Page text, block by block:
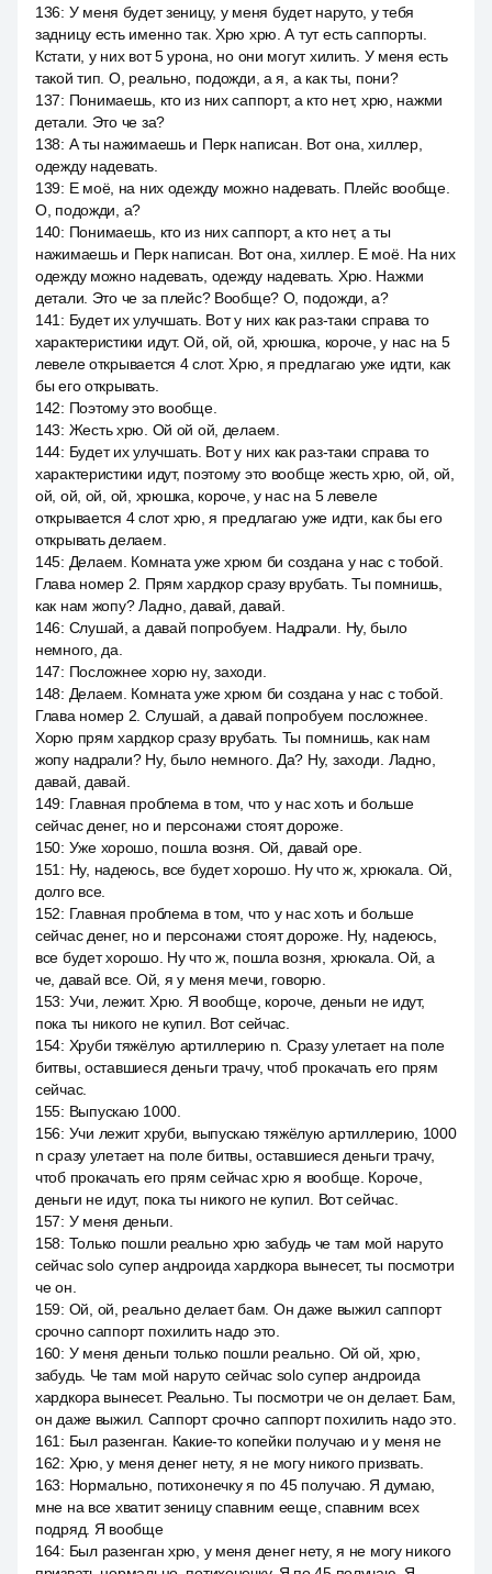
136: У меня будет зеницу, у меня будет наруто, у тебя
задницу есть именно так. Хрю хрю. А тут есть саппорты.
Кстати, у них вот 5 урона, но они могут хилить. У меня есть
такой тип. О, реально, подожди, а я, а как ты, пони?
137: Понимаешь, кто из них саппорт, а кто нет, хрю, нажми
детали. Это че за?
138: А ты нажимаешь и Перк написан. Вот она, хиллер,
одежду надевать.
139: Е моё, на них одежду можно надевать. Плейс вообще.
О, подожди, а?
140: Понимаешь, кто из них саппорт, а кто нет, а ты
нажимаешь и Перк написан. Вот она, хиллер. Е моё. На них
одежду можно надевать, одежду надевать. Хрю. Нажми
детали. Это че за плейс? Вообще? О, подожди, а?
141 : Будет их улучшать. Вот у них как раз-таки справа то
характеристики идут. Ой, ой, ой, хрюшка, короче, у нас на 5
левеле открывается 4 слот. Хрю, я предлагаю уже идти, как
бы его открывать.
142: Поэтому это вообще.
143: Жесть хрю. Ой ой ой, делаем.
144: Будет их улучшать. Вот у них как раз-таки справа то
характеристики идут, поэтому это вообще жесть хрю, ой, ой,
ой, ой, ой, ой, хрюшка, короче, у нас на 5 левеле
открывается 4 слот хрю, я предлагаю уже идти, как бы его
открывать делаем.
145: Делаем. Комната уже хрюм би создана у нас с тобой.
Глава номер 2. Прям хардкор сразу врубать. Ты помнишь,
как нам жопу? Ладно, давай, давай.
146: Слушай, а давай попробуем. Надрали. Ну, было
немного, да.
147: Посложнее хорю ну, заходи.
148: Делаем. Комната уже хрюм би создана у нас с тобой.
Глава номер 2. Слушай, а давай попробуем посложнее.
Хорю прям хардкор сразу врубать. Ты помнишь, как нам
жопу надрали? Ну, было немного. Да? Ну, заходи. Ладно,
давай, давай.
149: Главная проблема в том, что у нас хоть и больше
сейчас денег, но и персонажи стоят дороже.
150: Уже хорошо, пошла возня. Ой, давай оре.
151 : Ну, надеюсь, все будет хорошо. Ну что ж, хрюкала. Ой,
долго все.
152: Главная проблема в том, что у нас хоть и больше
сейчас денег, но и персонажи стоят дороже. Ну, надеюсь,
все будет хорошо. Ну что ж, пошла возня, хрюкала. Ой, а
че, давай все. Ой, я у меня мечи, говорю.
153: Учи, лежит. Хрю. Я вообще, короче, деньги не идут,
пока ты никого не купил. Вот сейчас.
154: Хруби тяжёлую артиллерию n. Сразу улетает на поле
битвы, оставшиеся деньги трачу, чтоб прокачать его прям
сейчас.
155: Выпускаю 1000.
156: Учи лежит хруби, выпускаю тяжёлую артиллерию, 1000
n сразу улетает на поле битвы, оставшиеся деньги трачу,
чтоб прокачать его прям сейчас хрю я вообще. Короче,
деньги не идут, пока ты никого не купил. Вот сейчас.
157: У меня деньги.
158: Только пошли реально хрю забудь че там мой наруто
сейчас solo супер андроида хардкора вынесет, ты посмотри
че он.
159: Ой, ой, реально делает бам. Он даже выжил саппорт
срочно саппорт похилить надо это.
160: У меня деньги только пошли реально. Ой ой, хрю,
забудь. Че там мой наруто сейчас solo супер андроида
хардкора вынесет. Реально. Ты посмотри че он делает. Бам,
он даже выжил. Саппорт срочно саппорт похилить надо это.
161 : Был разенган. Какие-то копейки получаю и у меня не
162: Хрю, у меня денег нету, я не могу никого призвать.
163: Нормально, потихонечку я по 45 получаю. Я думаю,
мне на все хватит зеницу спавним ееще, спавним всех
подряд. Я вообще
164: Был разенган хрю, у меня денег нету, я не могу никого